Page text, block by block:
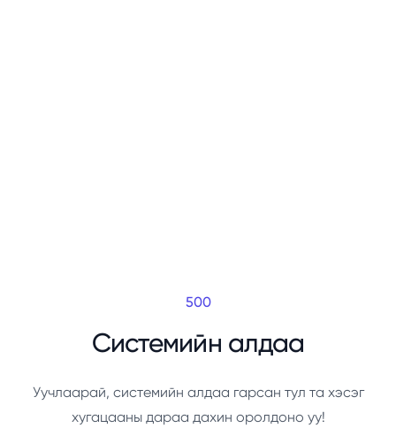
500
Системийн алдаа
Уучлаарай, системийн алдаа гарсан тул та хэсэг
хугацааны дараа дахин оролдоно уу!